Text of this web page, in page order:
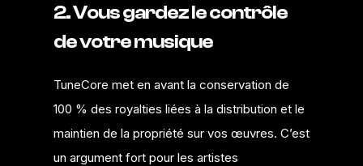
2. Vous gardez le contrôle
de votre musique
TuneCore met en avant la conservation de
100 % des royalties liées à la distribution et le
maintien de la propriété sur vos œuvres. C’est
un argument fort pour les artistes